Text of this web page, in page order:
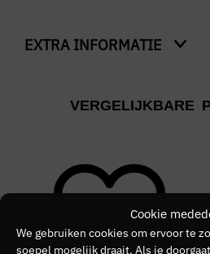
Cookie
We gebruiken cookies om ervoor te
soepel mogelijk draait. Als je
EXTRA INFORMATIE
Groen
PUREWHITE
40
VERGELIJKBARE